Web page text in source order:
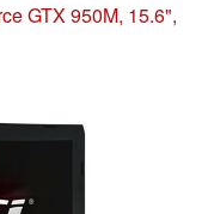
GTX 950M, 15.6",